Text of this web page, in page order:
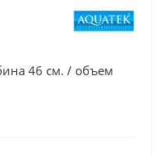
46 см. / объем